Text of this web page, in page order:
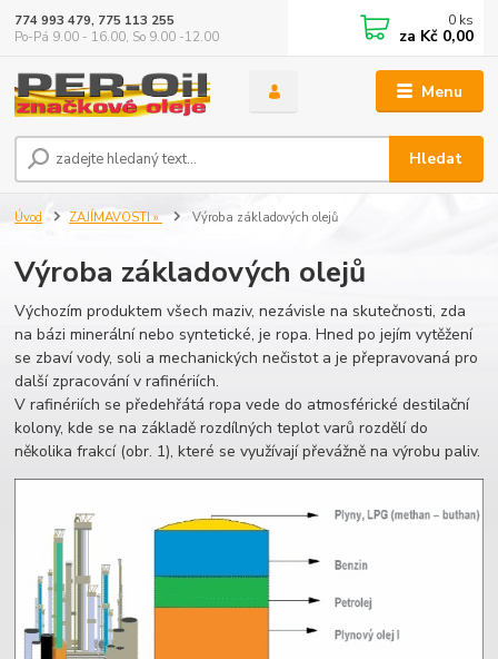
Menu
Hledat
774 993 479, 775 113 255
Po-Pá 9.00 - 16.00, So 9.00 -12.00
0 ks
za Kč 0,00
Úvod ZAJÍMAVOSTI » Výroba základových olejů
Výroba základových olejů
Výchozím produktem všech maziv, nezávisle na skutečnosti, zda
na bázi minerální nebo syntetické, je ropa. Hned po jejím vytěžení
se zbaví vody, soli a mechanických nečistot a je přepravovaná pro
další zpracování v rafinériích.
V rafinériích se předehřátá ropa vede do atmosférické destilační
kolony, kde se na základě rozdílných teplot varů rozdělí do
několika frakcí (obr. 1), které se využívají převážně na výrobu paliv.